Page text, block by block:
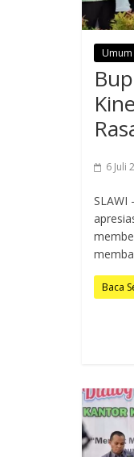
Umum
6 Juli
SLAWI
Baca